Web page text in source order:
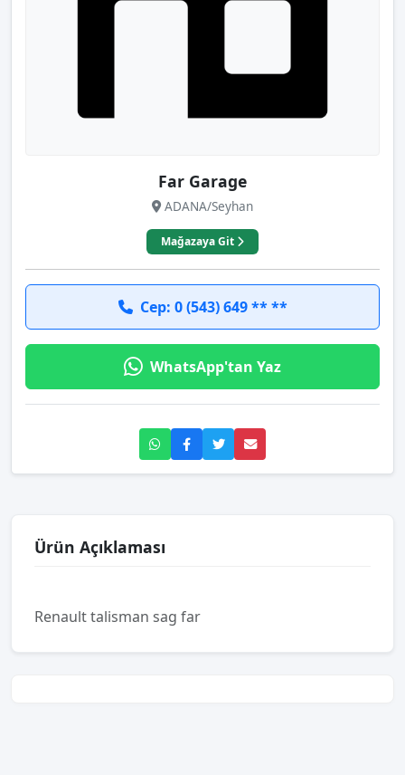
Far Garage
ADANA/Seyhan
Mağazaya Git
Cep: 0 (543) 649 ** **
WhatsApp'tan Yaz
Ürün Açıklaması
Renault talisman sag far